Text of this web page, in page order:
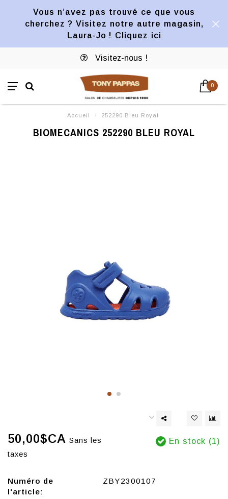
Vous n’avez pas trouvé ce que vous
cherchez ? Visitez notre autre magasin,
Laura-Jo ! Cliquez ici
Visitez-nous !
0
Accueil / 252290 Bleu Royal
BIOMECANICS 252290 BLEU ROYAL
50,00$CA Sans les
taxes
En stock (1)
Numéro de
l'article:
ZBY2300107